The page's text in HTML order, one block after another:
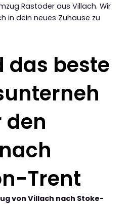
Rastoder aus Villach. Wir
in dein neues Zuhause zu
das beste
den
Trent
von Villach nach Stoke-